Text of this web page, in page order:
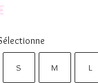
S M L